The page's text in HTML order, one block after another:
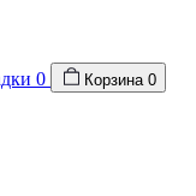
0 Корзина 0